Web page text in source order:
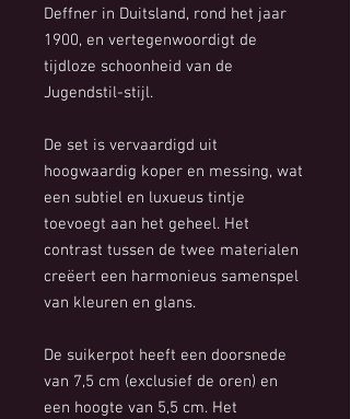
Deffner in Duitsland, rond het jaar
1900, en vertegenwoordigt de
tijdloze schoonheid van de
Jugendstil-stijl.
De set is vervaardigd uit
hoogwaardig koper en messing, wat
een subtiel en luxueus tintje
toevoegt aan het geheel. Het
contrast tussen de twee materialen
creëert een harmonieus samenspel
van kleuren en glans.
De suikerpot heeft een doorsnede
van 7,5 cm (exclusief de oren) en
een hoogte van 5,5 cm. Het